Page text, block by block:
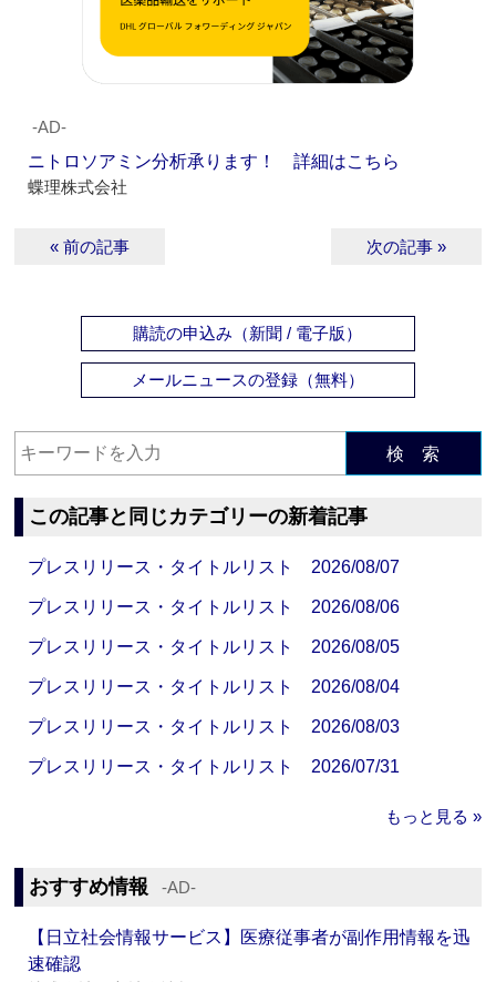
‐AD‐
ニトロソアミン分析承ります！ 詳細はこちら
蝶理株式会社
« 前の記事 次の記事 »
購読の申込み（新聞 / 電子版）
メールニュースの登録（無料）
検 索
この記事と同じカテゴリーの新着記事
プレスリリース・タイトルリスト 2026/08/07
プレスリリース・タイトルリスト 2026/08/06
プレスリリース・タイトルリスト 2026/08/05
プレスリリース・タイトルリスト 2026/08/04
プレスリリース・タイトルリスト 2026/08/03
プレスリリース・タイトルリスト 2026/07/31
もっと見る »
おすすめ情報 ‐AD‐
【日立社会情報サービス】医療従事者が副作用情報を迅
速確認